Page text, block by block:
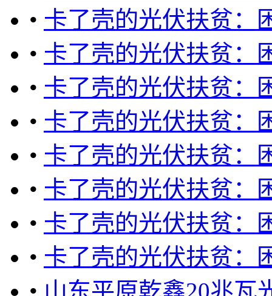
• 卡了壳的光伏扶贫：
• 卡了壳的光伏扶贫：
• 卡了壳的光伏扶贫：
• 卡了壳的光伏扶贫：
• 卡了壳的光伏扶贫：
• 卡了壳的光伏扶贫：
• 卡了壳的光伏扶贫：
• 卡了壳的光伏扶贫：